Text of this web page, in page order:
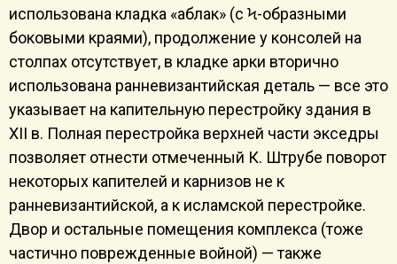
использована кладка «аблак» (с Ϟ-образными
боковыми краями), продолжение у консолей на
столпах отсутствует, в кладке арки вторично
использована ранневизантийская деталь — все это
указывает на капительную перестройку здания в
XII в. Полная перестройка верхней части экседры
позволяет отнести отмеченный К. Штрубе поворот
некоторых капителей и карнизов не к
ранневизантийской, а к исламской перестройке.
Двор и остальные помещения комплекса (тоже
частично поврежденные войной) — также